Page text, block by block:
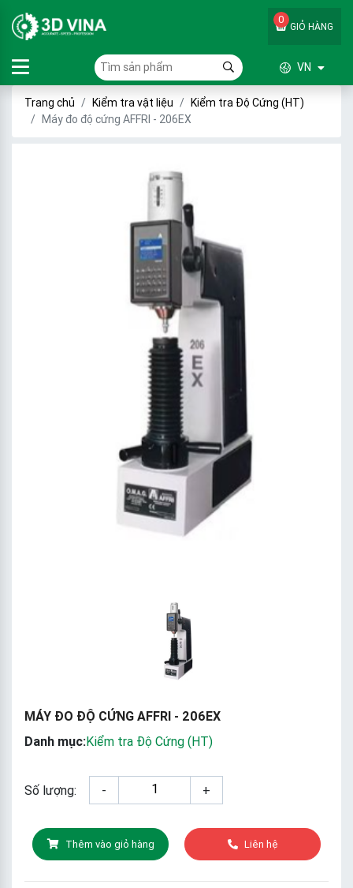
GIỎ HÀNG
0
VN
Trang chủ Kiểm tra vật liệu
Kiểm tra Độ Cứng (HT)
Máy đo độ cứng AFFRI - 206EX
MÁY ĐO ĐỘ CỨNG AFFRI - 206EX
Danh mục:Kiểm tra Độ Cứng (HT)
Số lượng: - +
Thêm vào giỏ hàng Liên hệ